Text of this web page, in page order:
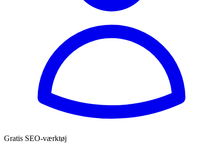
Gratis SEO-værktøj